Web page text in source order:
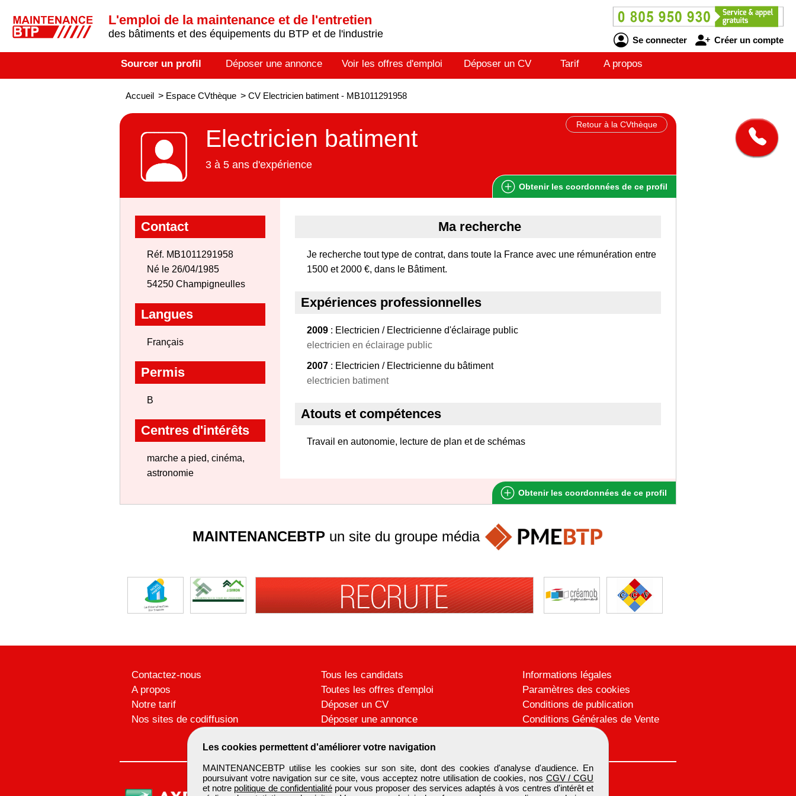
L'emploi de la maintenance et de l'entretien
des bâtiments et des équipements du BTP et de l'industrie
Se connecter Créer un compte
Sourcer un profil Déposer une annonce Voir les offres d'emploi Déposer un CV Tarif A propos
Accueil > Espace CVthèque > CV Electricien batiment - MB1011291958
Retour à la CVthèque
Electricien batiment
3 à 5 ans d'expérience
Obtenir les coordonnées de ce profil
Contact
Réf. MB1011291958
Né le 26/04/1985
54250 Champigneulles
Langues
Français
Permis
B
Centres d'intérêts
marche a pied, cinéma,
astronomie
Ma recherche
Je recherche tout type de contrat, dans toute la France avec une rémunération entre
1500 et 2000 €, dans le Bâtiment.
Expériences professionnelles
2009 : Electricien / Electricienne d'éclairage public
electricien en éclairage public
2007 : Electricien / Electricienne du bâtiment
electricien batiment
Atouts et compétences
Travail en autonomie, lecture de plan et de schémas
Obtenir les coordonnées de ce profil
Les cookies permettent d'améliorer votre navigation
MAINTENANCEBTP utilise les cookies sur son site, dont des cookies d'analyse d'audience. En
poursuivant votre navigation sur ce site, vous acceptez notre utilisation de cookies, nos CGV / CGU
et notre politique de confidentialitépour vous proposer des services adaptés à vos centres d'intérêt et
MAINTENANCEBTPun site du groupe média
Contactez-nous
A propos
Notre tarif
Nos sites de codiffusion
Tous les candidats
Toutes les offres d'emploi
Déposer un CV
Déposer une annonce
Informations légales
Paramètres des cookies
Conditions de publication
Conditions Générales de Vente